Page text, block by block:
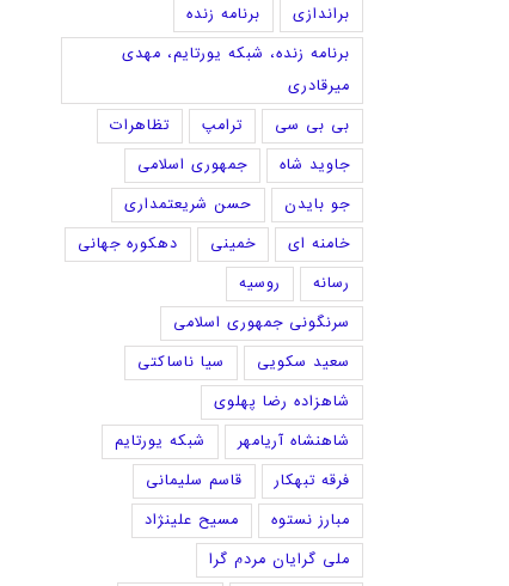
براندازی
برنامه زنده
برنامه زنده، شبکه یورتایم، مهدی
میرقادری
بی بی سی
ترامپ
تظاهرات
جاوید شاه
جمهوری اسلامی
جو بایدن
حسن شریعتمداری
خامنه ای
خمینی
دهکوره جهانی
رسانه
روسیه
سرنگونی جمهوری اسلامی
سعید سکویی
سیا ناساکتی
شاهزاده رضا پهلوی
شاهنشاه آریامهر
شبکه یورتایم
فرقه تبهکار
قاسم سلیمانی
مبارز نستوه
مسیح علینژاد
ملی گرایان مردم گرا